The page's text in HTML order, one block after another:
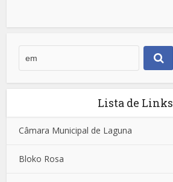
Lista de Links
Câmara Municipal de Laguna
Bloko Rosa